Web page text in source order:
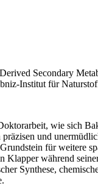
Secondary
Institut für
wie sich
und
für weitere
Klapper während
Synthese,